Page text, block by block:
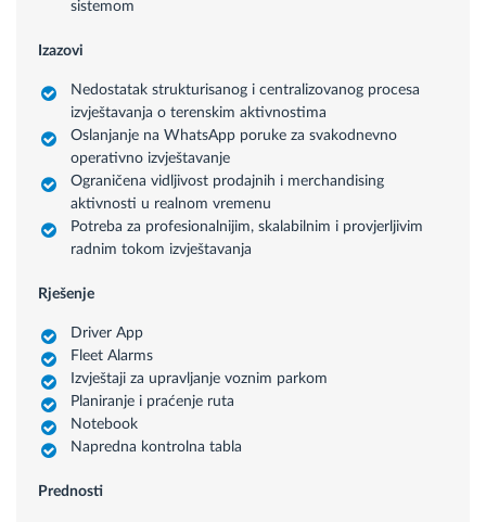
sistemom
Izazovi
Nedostatak strukturisanog i centralizovanog procesa
izvještavanja o terenskim aktivnostima
Oslanjanje na WhatsApp poruke za svakodnevno
operativno izvještavanje
Ograničena vidljivost prodajnih i merchandising
aktivnosti u realnom vremenu
Potreba za profesionalnijim, skalabilnim i provjerljivim
radnim tokom izvještavanja
Rješenje
Driver App
Fleet Alarms
Izvještaji za upravljanje voznim parkom
Planiranje i praćenje ruta
Notebook
Napredna kontrolna tabla
Prednosti